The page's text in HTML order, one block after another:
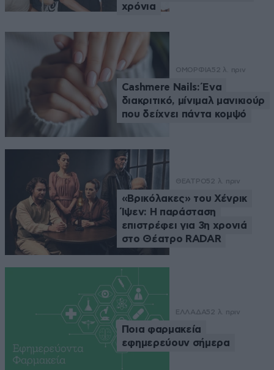
χρόνια
ΟΜΟΡΦΙΑ52 λ. πριν
Cashmere Nails: Ένα
διακριτικό, μίνιμαλ μανικιούρ
που δείχνει πάντα κομψό
ΘΕΑΤΡΟ52 λ. πριν
«Βρικόλακες» του Χένρικ
Ίψεν: Η παράσταση
επιστρέφει για 3η χρονιά
στο Θέατρο RADAR
ΕΛΛΑΔΑ52 λ. πριν
Ποια φαρμακεία
εφημερεύουν σήμερα